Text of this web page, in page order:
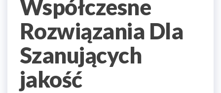
Współczesne
Rozwiązania Dla
Szanujących
jakość